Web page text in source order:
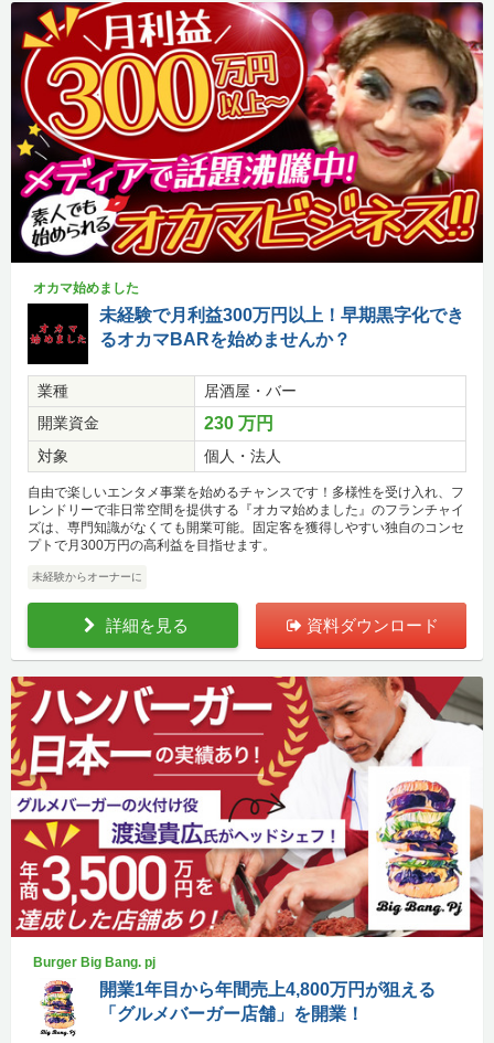
オカマ始めました
未経験で月利益300万円以上！早期黒字化でき
るオカマBARを始めませんか？
業種
居酒屋・バー
開業資金
230 万円
対象 個人・法人
自由で楽しいエンタメ事業を始めるチャンスです！多様性を受け入れ、フ
レンドリーで非日常空間を提供する『オカマ始めました』のフランチャイ
ズは、専門知識がなくても開業可能。固定客を獲得しやすい独自のコンセ
プトで月300万円の高利益を目指せます。
未経験からオーナーに
詳細を見る 資料ダウンロード
Burger Big Bang. pj
開業1年目から年間売上4,800万円が狙える
「グルメバーガー店舗」を開業！